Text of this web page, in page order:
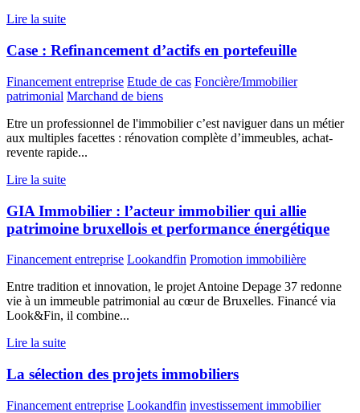
Lire la suite
Case : Refinancement d’actifs en portefeuille
Financement entreprise Etude de cas Foncière/Immobilier
patrimonial Marchand de biens
Etre un professionnel de l'immobilier c’est naviguer dans un métier
aux multiples facettes : rénovation complète d’immeubles, achat-
revente rapide...
Lire la suite
GIA Immobilier : l’acteur immobilier qui allie
patrimoine bruxellois et performance énergétique
Financement entreprise Lookandfin Promotion immobilière
Entre tradition et innovation, le projet Antoine Depage 37 redonne
vie à un immeuble patrimonial au cœur de Bruxelles. Financé via
Look&Fin, il combine...
Lire la suite
La sélection des projets immobiliers
Financement entreprise Lookandfin investissement immobilier